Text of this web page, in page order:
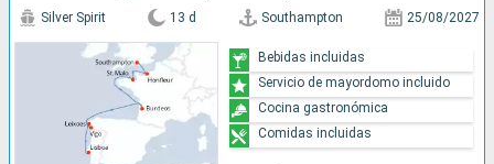
Silver Spirit 13 d Southampton 25/08/2027
Bebidas incluidas
Servicio de mayordomo incluido
Cocina gastronómica
Comidas incluidas